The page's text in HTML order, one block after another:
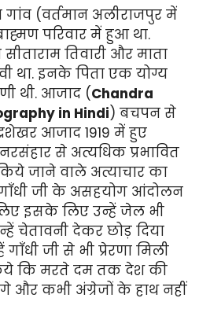
गांव (वर्तमान अलीराजपुर में
परिवार में हुआ था.
तिवारी और माता
था. इनके पिता एक योग्य
थी. आजाद (Chandra
in Hindi) बचपन से
आजाद 1919 में हुए
से अत्यधिक प्रभावित
किये जाने वाले अत्याचार का
जी के असहयोग आंदोलन
इसके लिए उन्हें जेल भी
चेतावनी देकर छोड़ दिया
जी से भी प्रेरणा मिली
कि मरते दम तक देश की
और कभी अंग्रेजों के हाथ नहीं